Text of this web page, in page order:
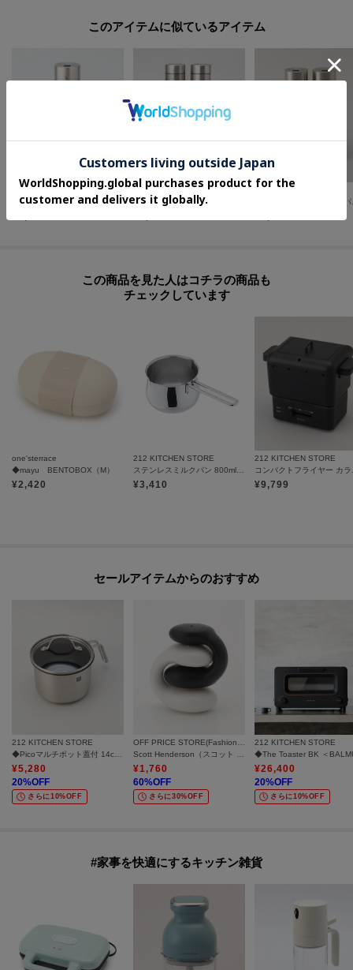
このアイテムに似ているアイテム
212 KITCHEN STORE
充電式ミル ソルト＆ペッパー ミニ ＜Russell Hobbs ラッセルホブス＞
212 KITCHEN STORE
212 KITCHEN STORE
この商品を見た人はコチラの商品も
チェックしています
one'sterrace
◆mayu BENTOBOX（M）
¥2,420
212 KITCHEN STORE
ステンレスミルクパン 800ml 目盛付
¥3,410
212 KITCHEN STORE
コ
¥9,799
セールアイテムからのおすすめ
212 KITCHEN STORE
¥5,280
20%OFF
さらに10%OFF
¥1,760
60%OFF
さらに30%OFF
212 KITCHEN STORE
¥26,400
20%OFF
さらに10%OFF
#家事を快適にするキッチン雑貨